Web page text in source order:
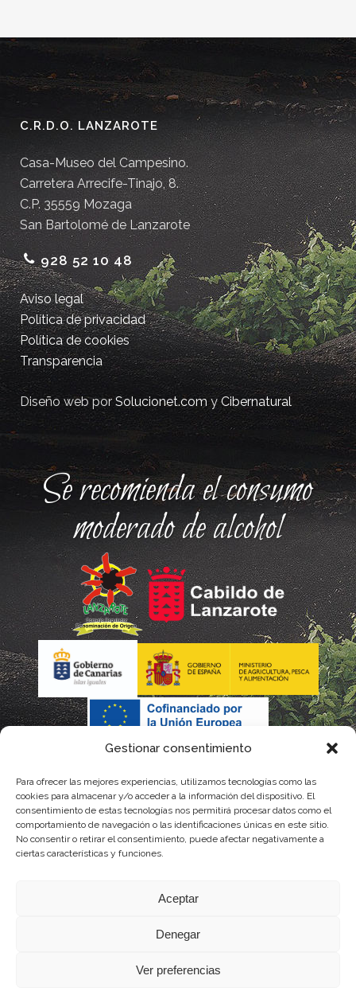
Gestionar consentimiento
Para ofrecer las mejores experiencias, utilizamos tecnologías como las
cookies para almacenar y/o acceder a la información del dispositivo. El
consentimiento de estas tecnologías nos permitirá procesar datos como el
comportamiento de navegación o las identificaciones únicas en este sitio.
No consentir o retirar el consentimiento, puede afectar negativamente a
ciertas características y funciones.
Aceptar
Denegar
Ver preferencias
C.R.D.O. LANZAROTE
Casa-Museo del Campesino.
Carretera Arrecife-Tinajo, 8.
C.P. 35559 Mozaga
San Bartolomé de Lanzarote
928 52 10 48
Aviso legal
Política de privacidad
Política de cookies
Transparencia
Diseño web porSolucionet.comyCibernatural
Se recomienda el consumo
moderado de alcohol
La gestión de la DOP Lanzarote realizada por este Consejo Regulador es financiada,
con fondos provenientes del presupuesto de gastos del Instituto Canario de
Calidad Agroalimentaria